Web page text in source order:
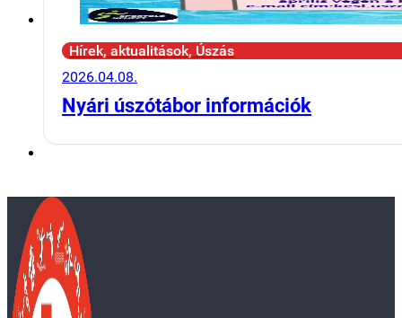
Hírek, aktualitások, Úszás
2026.04.08.
Nyári úszótábor információk